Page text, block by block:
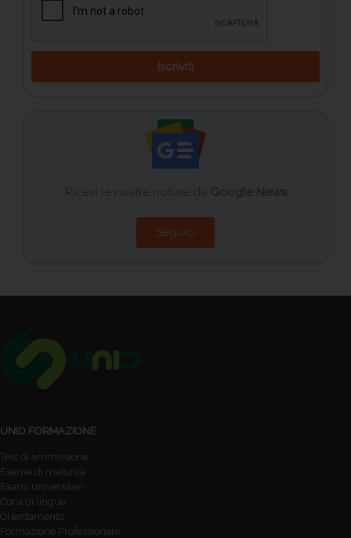
Iscriviti
Seguici
UNID FORMAZIONE
Test di ammissione
Esame di maturità
Esami universitari
Corsi di lingue
Orientamento
Formazione Professionale